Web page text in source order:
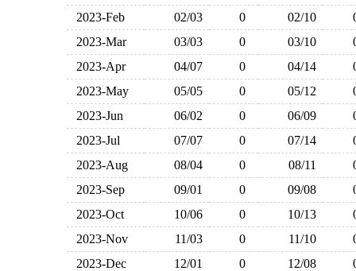
2023-Feb
02/03 0 02/10
2023-Mar
03/03 0 03/10
2023-Apr
04/07 0 04/14
2023-May
05/05 0 05/12
2023-Jun
06/02 0 06/09
2023-Jul
07/07 0 07/14
2023-Aug
08/04 0 08/11
2023-Sep
09/01 0 09/08
2023-Oct
10/06 0 10/13
2023-Nov
11/03 0 11/10
2023-Dec
12/01 0 12/08